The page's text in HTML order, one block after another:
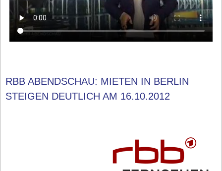
RBB ABENDSCHAU: MIETEN IN BERLIN
STEIGEN DEUTLICH AM 16.10.2012